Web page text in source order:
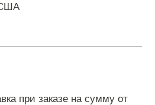
при заказе на сумму от